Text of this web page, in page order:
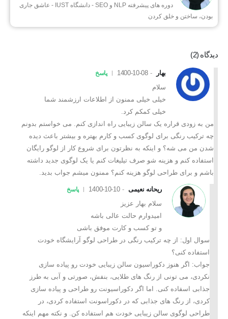
دوره های پیشرفته NLP و SEO - دانشگاه IUST - عاشق جاری
بودن، ساختن و خلق کردن
دیدگاه (2)
بهار 1400-10-08 پاسخ
سلام
خیلی خیلی ممنون از اطلاعات ارزشمند شما
خیلی کمکم کرد.
من به زودی قراره یک سالن زیبایی راه اندازی کنم. می خواستم بدونم
چه ترکیب رنگی برای لوگوی کسب و کارم بهتره و بیشتر باعث دیده
شدن من می شه؟ و اینکه به نظرتون برای شروع کار از لوگو رایگان
استفاده کنم و هزینه شو صرف تیلیغات کنم یا یک لوگوی جدید داشته
باشم و برای طراحی لوگو هزینه کنم؟ ممنون میشم جواب بدید.
ریحانه نعیمی 1400-10-10 پاسخ
سلام بهار عزیز
امیدوارم حالت عالی باشه
و تو کسب و کارت موفق باشی
سوال اول: از چه ترکیب رنگی در طراحی لوگو آرایشگاه خودت
استفاده کنی؟
جواب: اگر هنوز دکوراسیون سالن زیبایی خودت رو پیاده سازی
نکردی، می تونی از رنگ های طلایی، بنفش، صورتی و آبی به طرز
جذابی اسفاده کنی. اما اگر دکوراسیونت رو طراحی و پیاده سازی
کردی، از رنگ های جذابی که در دکوراسونت استفاده کردی، در
طراحی لوگوی سالن زیبایی خودت هم استفاده کن. و نکته مهم اینکه